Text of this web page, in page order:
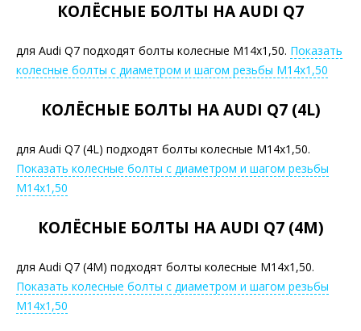
КОЛЁСНЫЕ БОЛТЫ НА AUDI Q7
для Audi Q7 подходят болты колесные М14х1,50. Показать
колесные болты с диаметром и шагом резьбы М14х1,50
КОЛЁСНЫЕ БОЛТЫ НА AUDI Q7 (4L)
для Audi Q7 (4L) подходят болты колесные М14х1,50.
Показать колесные болты с диаметром и шагом резьбы
М14х1,50
КОЛЁСНЫЕ БОЛТЫ НА AUDI Q7 (4M)
для Audi Q7 (4M) подходят болты колесные М14х1,50.
Показать колесные болты с диаметром и шагом резьбы
М14х1,50